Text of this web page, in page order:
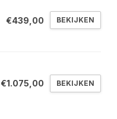
€439,00 BEKIJKEN
€1.075,00 BEKIJKEN